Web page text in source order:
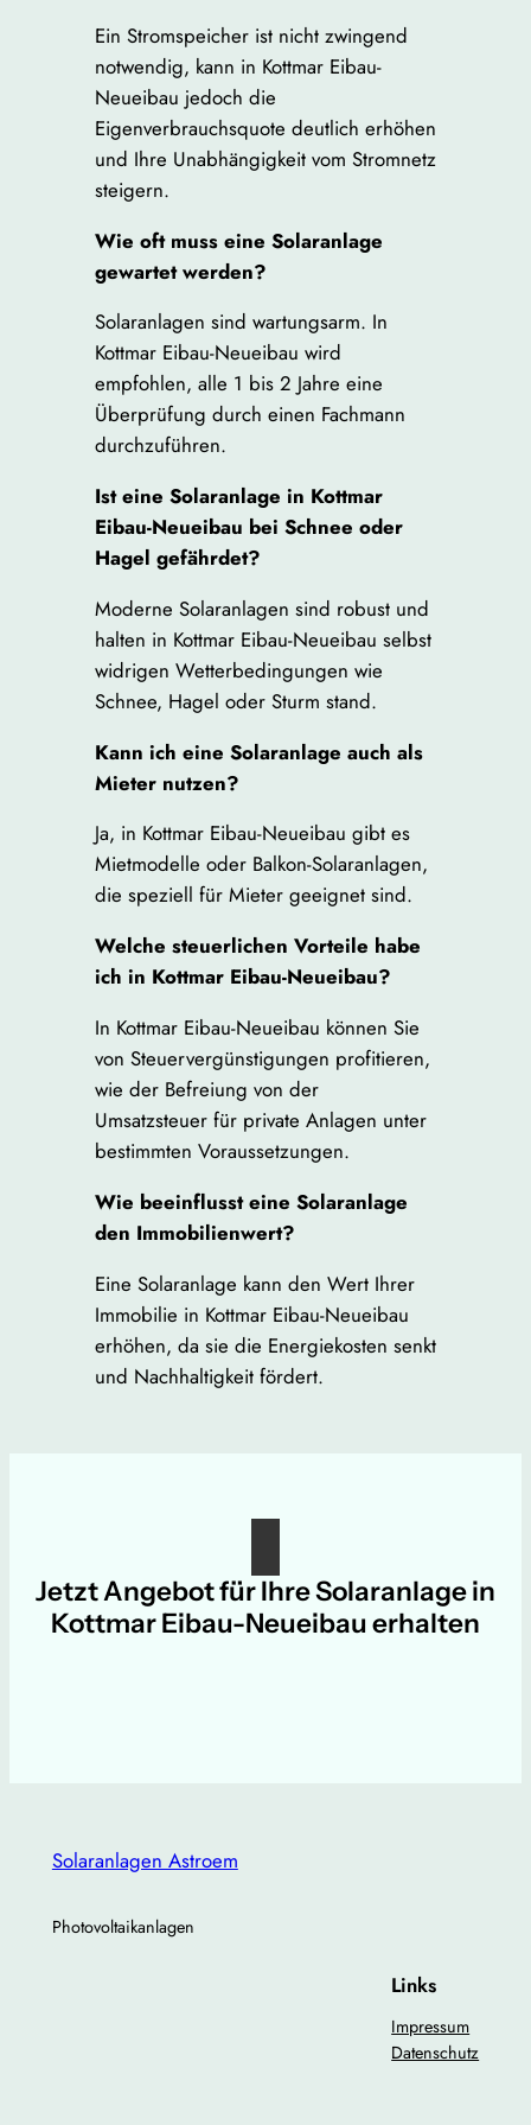
Ein Stromspeicher ist nicht zwingend
notwendig, kann in Kottmar Eibau-
Neueibau jedoch die
Eigenverbrauchsquote deutlich erhöhen
und Ihre Unabhängigkeit vom Stromnetz
steigern.
Wie oft muss eine Solaranlage
gewartet werden?
Solaranlagen sind wartungsarm. In
Kottmar Eibau-Neueibau wird
empfohlen, alle 1 bis 2 Jahre eine
Überprüfung durch einen Fachmann
durchzuführen.
Ist eine Solaranlage in Kottmar
Eibau-Neueibau bei Schnee oder
Hagel gefährdet?
Moderne Solaranlagen sind robust und
halten in Kottmar Eibau-Neueibau selbst
widrigen Wetterbedingungen wie
Schnee, Hagel oder Sturm stand.
Kann ich eine Solaranlage auch als
Mieter nutzen?
Ja, in Kottmar Eibau-Neueibau gibt es
Mietmodelle oder Balkon-Solaranlagen,
die speziell für Mieter geeignet sind.
Welche steuerlichen Vorteile habe
ich in Kottmar Eibau-Neueibau?
In Kottmar Eibau-Neueibau können Sie
von Steuervergünstigungen profitieren,
wie der Befreiung von der
Umsatzsteuer für private Anlagen unter
bestimmten Voraussetzungen.
Wie beeinflusst eine Solaranlage
den Immobilienwert?
Eine Solaranlage kann den Wert Ihrer
Immobilie in Kottmar Eibau-Neueibau
erhöhen, da sie die Energiekosten senkt
und Nachhaltigkeit fördert.
Jetzt Angebot für Ihre Solaranlage in
Kottmar Eibau-Neueibau erhalten
Solaranlagen Astroem
Photovoltaikanlagen
Links
Impressum
Datenschutz